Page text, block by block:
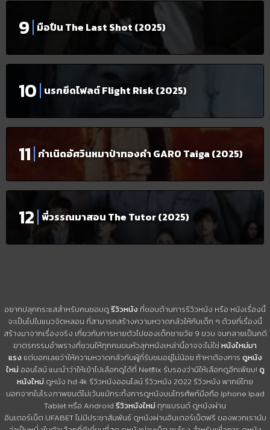
มือปืน The Last Shot (2025)
นรกยึดไฟลต์ Flight Risk (2025)
กำเนิดอัศวินหมาป่าทองคำ GARO Taiga (2025)
พี่วรรณมาสอน The Tutor (2025)
อยากปลุกกระแสสำหรับคนชอบดูรีวิวหนัง ที่ชอบด้านการรีวิวหนัง หรือ หนังเรื่องนี้
จะเป็นไปในแนวจิตหลอน ที่สามารถสร้างความหวาดกลัวให้กับเด็ก ๆ ด้วยที่เรื่องนี้
สร้างมาจากเรื่องจริง เกี่ยวกับการหายตัวไปของเด็กชายวัย 9 ขวบ จนกลายเป็นคดี
ฆาตรกรรมอำพรางที่ชวนให้ทุกคนขนหัวลุกหนังเหล่านี้อาจจะไม่ใช่ หนังใหม่มา
แรง แต่บอกเลยว่าให้ความหวาดกลัวกับผู้ที่รับชมอยู่ไม่น้อย ถ้าหาต้องการ ดูหนัง
ใหม่ ออนไลน์ แนะนำว่าให้เข้าไปเลือกดูได้ที่ Netflix รับรองว่ามีให้เลือกดูอีกเพียบ! ดู
หนังใหม่ ดูหนัง hd 4k รีวิวหนังออนไลน์ รีวิวหนัง 2022 รีวิวหนัง พากย์ไทย
นอกจากในโรงภาพยนต์ไม่เว้นแม้กระทั้งการดูหนังบนโทรศัพท์มือถือ Iphone Ipad
Tablet หรือ Android รีวิวหนังใหม่ ทุกแบรนด์ ดูหนังผ่าน
อินเตอร์เน็ต UFABET ไม่มีประชาสัมพันธ์ ดูหนังผ่านอินเตอร์เน็ตฟรี ของพวกเรานับ